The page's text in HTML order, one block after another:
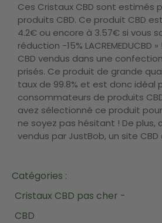
Ces Cristaux CBD sont estimés
produits CBD. Ce produit CBD
4.2€ ou encore à 3.57€ si vous
réduction -15% LACREMEDUCBD
CBD vendus dans une
prisés. Ce produit de grande
taux de 99.8% et est donc idéal
consommateurs de produits
avez sélectionné ce produit
ne soyez pas hésitant ! De plus,
vendus par JustBob, un site CBD
Catégories :
Cristaux CBD pas cher -
CBD